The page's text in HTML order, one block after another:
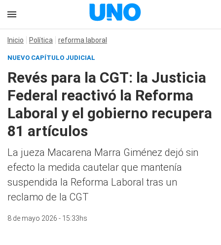
Inicio Política reforma laboral
NUEVO CAPÍTULO JUDICIAL
Revés para la CGT: la Justicia
Federal reactivó la Reforma
Laboral y el gobierno recupera
81 artículos
La jueza Macarena Marra Giménez dejó sin
efecto la medida cautelar que mantenía
suspendida la Reforma Laboral tras un
reclamo de la CGT
8 de mayo 2026 - 15:33hs